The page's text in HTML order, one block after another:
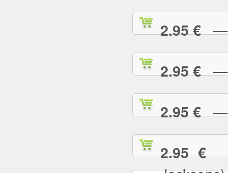
2.95 €—
2.95 €—
2.95 €—
2.95 €—